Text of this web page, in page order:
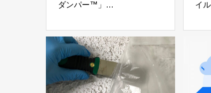
ダンパー™」
プ®」
アイディールブレーン株式会
社
イ
「